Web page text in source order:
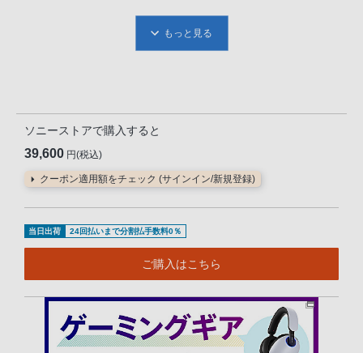
もっと見る
ソニーストアで購入すると
39,600 円(税込)
クーポン適用額をチェック (サインイン/新規登録)
当日出荷 24回払いまで分割払手数料0％
ご購入はこちら